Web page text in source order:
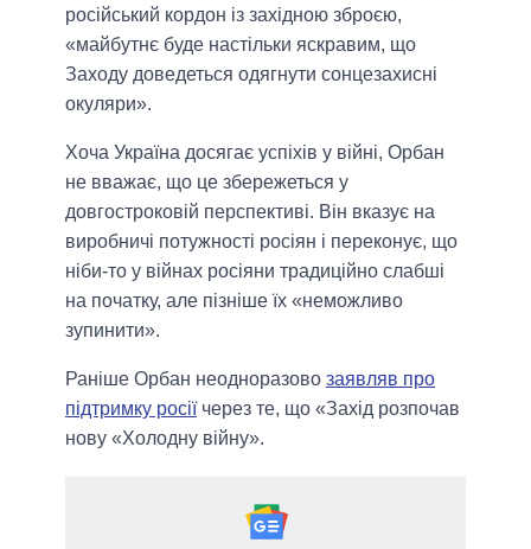
російський кордон із західною зброєю,
«майбутнє буде настільки яскравим, що
Заходу доведеться одягнути сонцезахисні
окуляри».
Хоча Україна досягає успіхів у війні, Орбан
не вважає, що це збережеться у
довгостроковій перспективі. Він вказує на
виробничі потужності росіян і переконує, що
ніби-то у війнах росіяни традиційно слабші
на початку, але пізніше їх «неможливо
зупинити».
Раніше Орбан неодноразово заявляв про
підтримку росіїчерез те, що «Захід розпочав
нову «Холодну війну».